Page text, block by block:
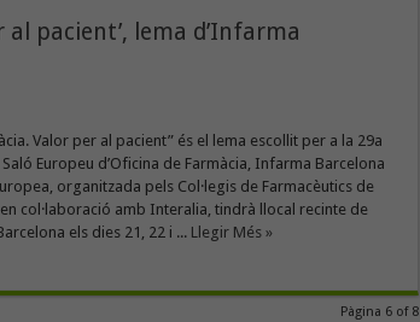
pacient’, lema d’Infarma
Valor per al pacient” és el lema escollit per a la 29a
Europeu d’Oficina de Farmàcia, Infarma Barcelona
organitzada pels Col·legis de Farmacèutics de
col·laboració amb Interalia, tindrà llocal recinte de
els dies 21, 22 i ... Llegir Més »
Pàgina 6 of 8